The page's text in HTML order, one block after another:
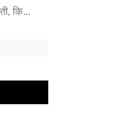
कि...